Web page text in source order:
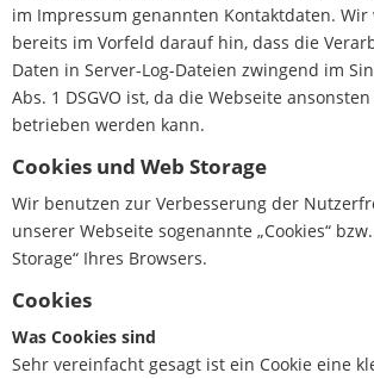
im Impressum genannten Kontaktdaten. Wir
bereits im Vorfeld darauf hin, dass die
Daten in Server-Log-Dateien zwingend im
Abs. 1 DSGVO ist, da die Webseite
betrieben werden kann.
Cookies und Web Storage
Wir benutzen zur Verbesserung der
unserer Webseite sogenannte „Cookies“
Storage“ Ihres Browsers.
Cookies
Was Cookies sind
Sehr vereinfacht gesagt ist ein Cookie eine